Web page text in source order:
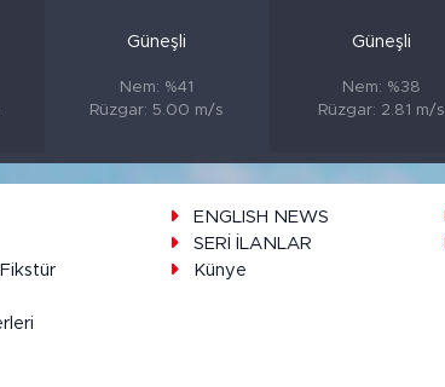
Güneşli
Nem: %41
Rüzgar: 5.00 m/s
Güneşli
Nem: %38
Rüzgar: 2.81 m/s
ENGLISH NEWS
SERİ İLANLAR
Künye